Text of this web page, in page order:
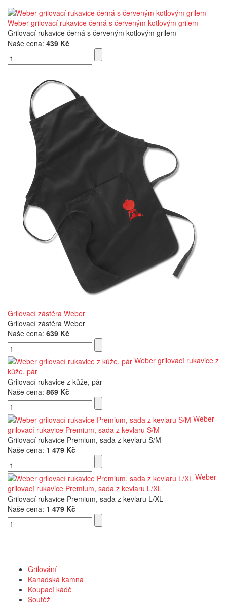
Weber grilovací rukavice černá s červeným kotlovým grilem
Grilovací rukavice černá s červeným kotlovým grilem
Naše cena: 439 Kč
Grilovací zástěra Weber
Grilovací zástěra Weber
Naše cena: 639 Kč
Weber grilovací rukavice z
kůže, pár
Grilovací rukavice z kůže, pár
Naše cena: 869 Kč
Weber
grilovací rukavice Premium, sada z kevlaru S/M
Grilovací rukavice Premium, sada z kevlaru S/M
Naše cena: 1 479 Kč
Weber
grilovací rukavice Premium, sada z kevlaru L/XL
Grilovací rukavice Premium, sada z kevlaru L/XL
Naše cena: 1 479 Kč
Grilování
Kanadská kamna
Koupací kádě
Soutěž